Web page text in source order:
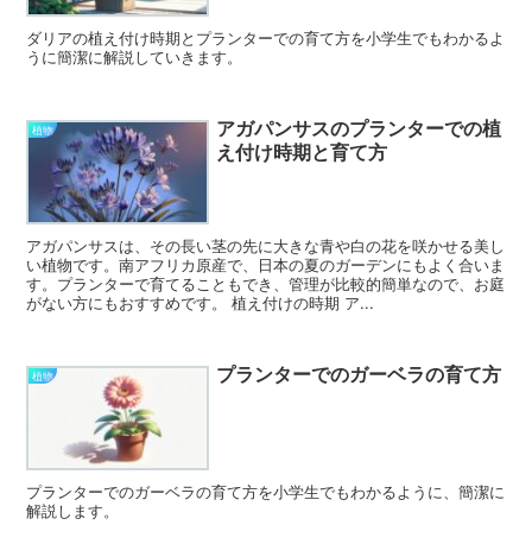
ダリアの植え付け時期とプランターでの育て方を小学生でもわかるよ
うに簡潔に解説していきます。
植物
アガパンサスのプランターでの植
え付け時期と育て方
アガパンサスは、その長い茎の先に大きな青や白の花を咲かせる美し
い植物です。南アフリカ原産で、日本の夏のガーデンにもよく合いま
す。プランターで育てることもでき、管理が比較的簡単なので、お庭
がない方にもおすすめです。 植え付けの時期 ア...
植物 プランターでのガーベラの育て方
プランターでのガーベラの育て方を小学生でもわかるように、簡潔に
解説します。